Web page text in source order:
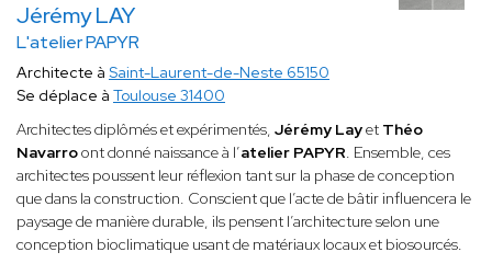
Jérémy LAY
L'atelier PAPYR
Architecte à Saint-Laurent-de-Neste 65150
Se déplace à Toulouse 31400
Architectes diplômés et expérimentés, Jérémy Layet Théo
Navarroont donné naissance à l’atelier PAPYR. Ensemble, ces
architectes poussent leur réflexion tant sur la phase de conception
que dans la construction. Conscient que l’acte de bâtir influencera le
paysage de manière durable, ils pensent l’architecture selon une
conception bioclimatique usant de matériaux locaux et biosourcés.